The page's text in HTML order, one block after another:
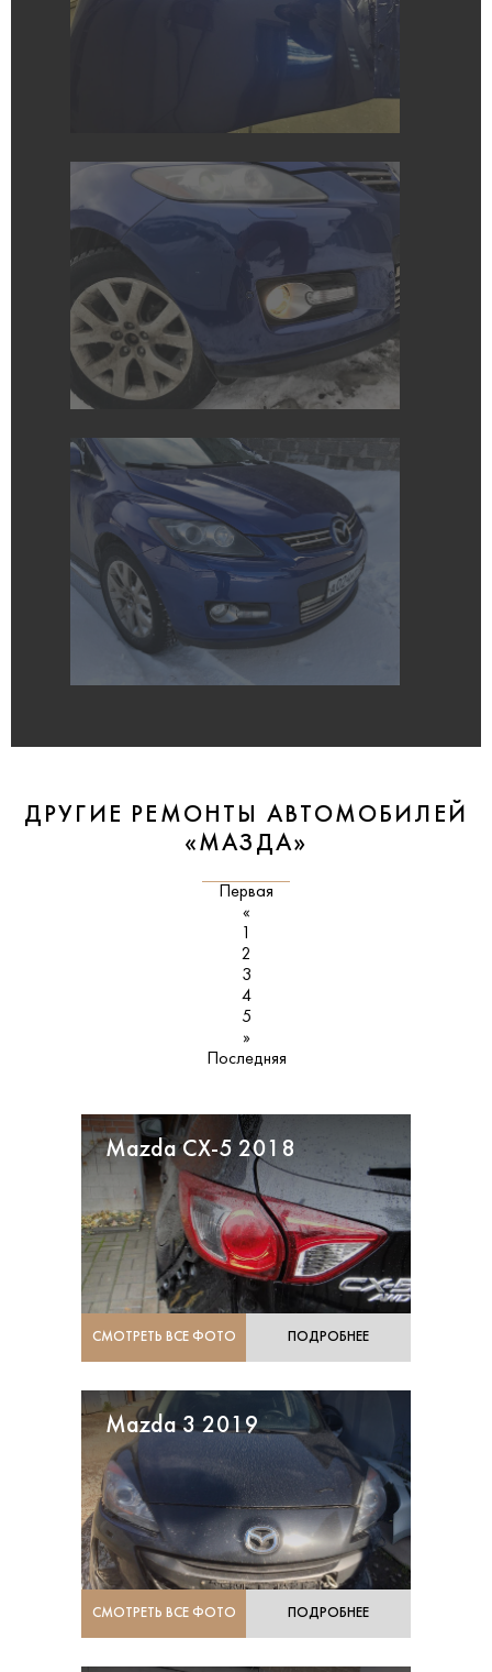
ДРУГИЕ РЕМОНТЫ АВТОМОБИЛЕЙ
«МАЗДА»
Первая
«
2
3
4
5
»
Последняя
Mazda CX-5 2018
СМОТРЕТЬ ВСЕ ФОТО ПОДРОБНЕЕ
Mazda 3 2019
СМОТРЕТЬ ВСЕ ФОТО ПОДРОБНЕЕ